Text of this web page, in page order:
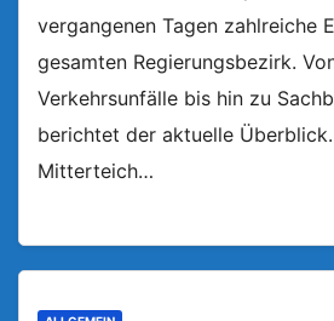
vergangenen Tagen zahlreiche
gesamten Regierungsbezirk.
Verkehrsunfälle bis hin zu
berichtet der aktuelle
Mitterteich…